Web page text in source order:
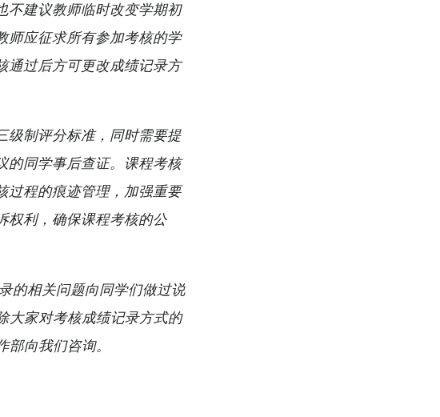
不建议教师临时改变学期初
师应征求所有参加考核的学
通过后方可更改成绩记录方
级制评分标准，同时需要提
的同学事后查证。课程考核
过程的痕迹管理，加强重要
权利，确保课程考核的公
的相关问题向同学们做过说
大家对考核成绩记录方式的
向我们咨询。